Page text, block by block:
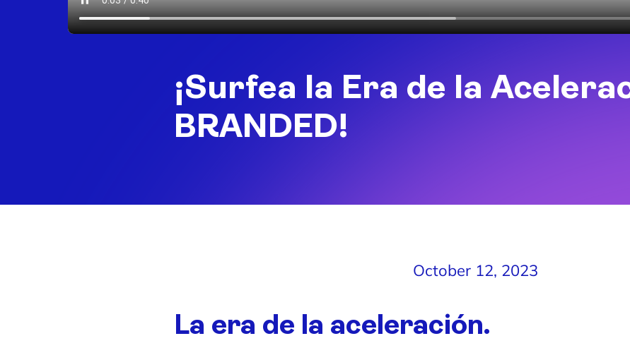
¡Surfea la Era de la
BRANDED!
October 12, 2023
La era de la aceleración.